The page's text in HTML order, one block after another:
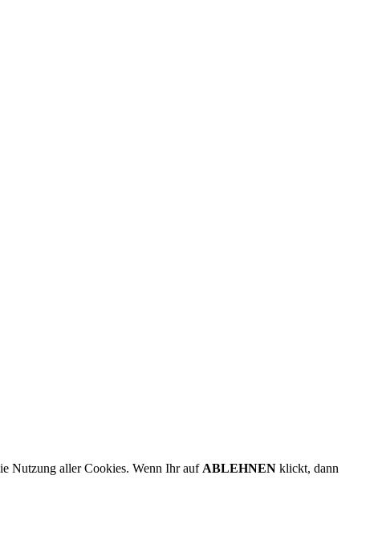
Nutzung aller Cookies. Wenn Ihr auf ABLEHNEN klickt, dann